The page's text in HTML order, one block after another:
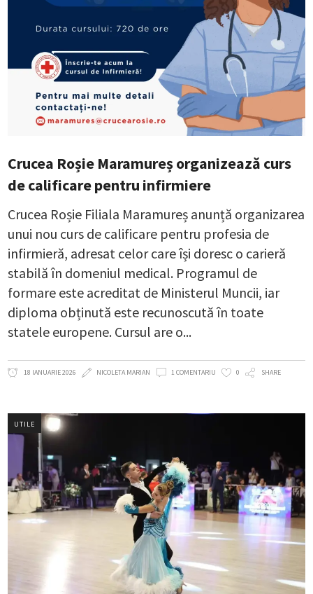
Crucea Roșie Maramureș organizează curs
de calificare pentru infirmiere
Crucea Roșie Filiala Maramureș anunță organizarea
unui nou curs de calificare pentru profesia de
infirmieră, adresat celor care își doresc o carieră
stabilă în domeniul medical. Programul de
formare este acreditat de Ministerul Muncii, iar
diploma obținută este recunoscută în toate
statele europene. Cursul are o
18 IANUARIE 2026 NICOLETA MARIAN 1 COMENTARIU 0 SHARE
UTILE